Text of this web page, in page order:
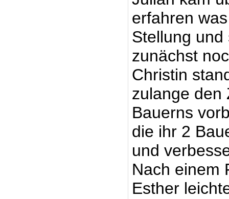
erfahren
Stellung
zunächst
Christin
zulange den
Bauerns
die ihr 2
und
Nach einem
Esther